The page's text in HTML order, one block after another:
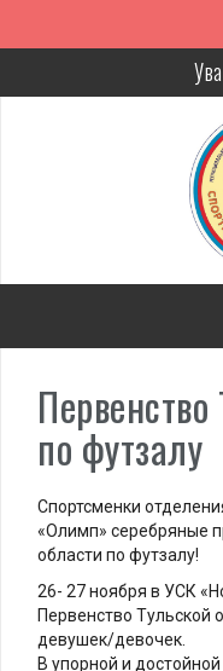
по футзалу
Спортсменки
«Олимп» серебряные
области по футзалу!
26- 27 ноября в УСК
Первенство Тульской
девушек/девочек.
В упорной и